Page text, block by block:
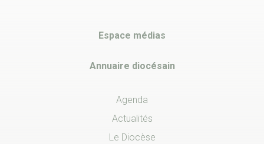
Espace médias
Annuaire diocésain
Agenda
Actualités
Le Diocèse